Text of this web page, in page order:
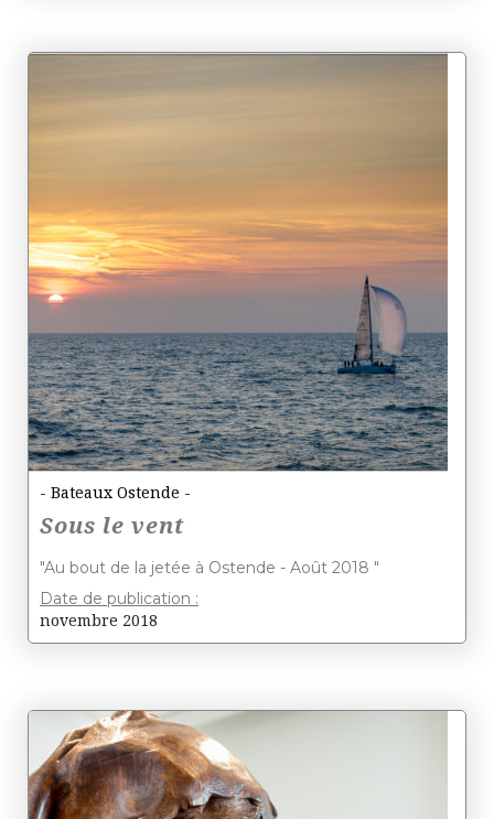
- Bateaux Ostende -
Sous le vent
"Au bout de la jetée à Ostende - Août 2018 "
Date de publication :
novembre 2018